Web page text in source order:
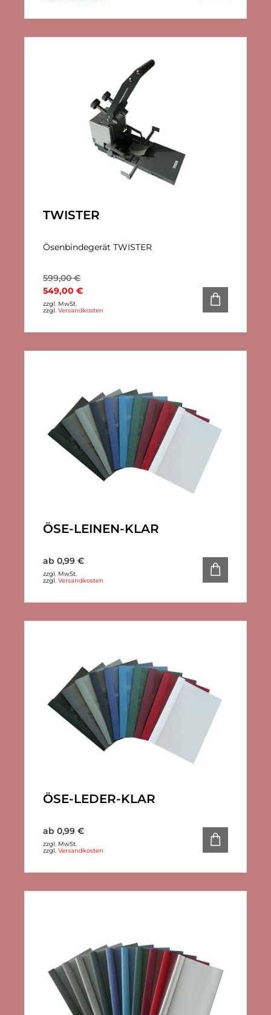
TWISTER
Ösenbindegerät TWISTER
599,00€
549,00 €
zzgl. MwSt.
zzgl. Versandkosten
ÖSE-LEINEN-KLAR
ab 0,99 €
zzgl. MwSt.
zzgl. Versandkosten
ÖSE-LEDER-KLAR
ab 0,99 €
zzgl. MwSt.
zzgl. Versandkosten